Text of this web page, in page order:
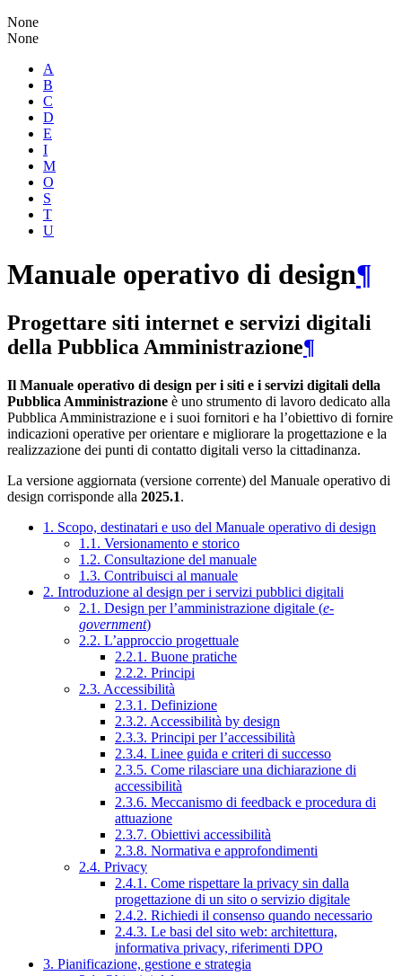
None
None
A
B
C
D
E
I
M
O
S
T
U
Manuale operativo di design¶
Progettare siti internet e servizi digitali
della Pubblica Amministrazione¶
Il Manuale operativo di design per i siti e i servizi digitali della
Pubblica Amministrazione è uno strumento di lavoro dedicato alla
Pubblica Amministrazione e i suoi fornitori e ha l’obiettivo di fornire
indicazioni operative per orientare e migliorare la progettazione e la
realizzazione dei punti di contatto digitali verso la cittadinanza.
La versione aggiornata (versione corrente) del Manuale operativo di
design corrisponde alla 2025.1.
1. Scopo, destinatari e uso del Manuale operativo di design
1.1. Versionamento e storico
1.2. Consultazione del manuale
1.3. Contribuisci al manuale
2. Introduzione al design per i servizi pubblici digitali
2.1. Design per l’amministrazione digitale (e-
government)
2.2. L’approccio progettuale
2.2.1. Buone pratiche
2.2.2. Principi
2.3. Accessibilità
2.3.1. Definizione
2.3.2. Accessibilità by design
2.3.3. Principi per l’accessibilità
2.3.4. Linee guida e criteri di successo
2.3.5. Come rilasciare una dichiarazione di
accessibilità
2.3.6. Meccanismo di feedback e procedura di
attuazione
2.3.7. Obiettivi accessibilità
2.3.8. Normativa e approfondimenti
2.4. Privacy
2.4.1. Come rispettare la privacy sin dalla
progettazione di un sito o servizio digitale
2.4.2. Richiedi il consenso quando necessario
2.4.3. Le basi del sito web: architettura,
informativa privacy, riferimenti DPO
3. Pianificazione, gestione e strategia